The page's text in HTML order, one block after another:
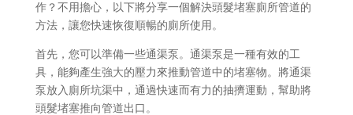
作？不用擔心，以下將分享一個解決頭髮堵塞廁所管道的
方法，讓您快速恢復順暢的廁所使用。
首先，您可以準備一些通渠泵。通渠泵是一種有效的工
具，能夠產生強大的壓力來推動管道中的堵塞物。將通渠
泵放入廁所坑渠中，通過快速而有力的抽擠運動，幫助將
頭髮堵塞推向管道出口。